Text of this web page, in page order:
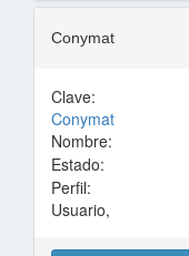
Conymat
Clave:
Conymat
Nombre:
Estado:
Perfil:
Usuario,